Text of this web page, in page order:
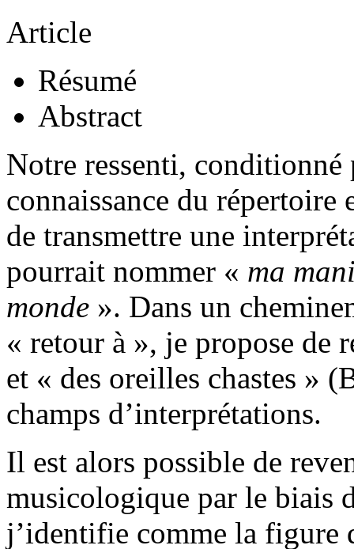
Article
Résumé
Abstract
Notre ressenti, conditionné
connaissance du répertoire
de transmettre une
pourrait nommer « ma
monde ». Dans un
« retour à », je propose de
et « des oreilles chastes »
champs d’interprétations.
Il est alors possible de
musicologique par le biais
j’identifie comme la figure